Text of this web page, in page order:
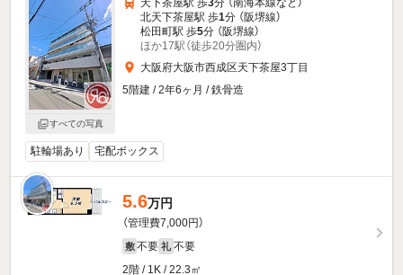
すべての写真
天下茶屋駅 歩3分 （南海本線など）
北天下茶屋駅 歩1分 （阪堺線）
松田町駅 歩5分 （阪堺線）
ほか17駅（徒歩20分圏内）
大阪府大阪市西成区天下茶屋3丁目
5階建 / 2年6ヶ月 / 鉄骨造
駐輪場あり 宅配ボックス
5.6万円
（管理費7,000円）
敷 不要 礼 不要
2階 / 1K / 22.3㎡